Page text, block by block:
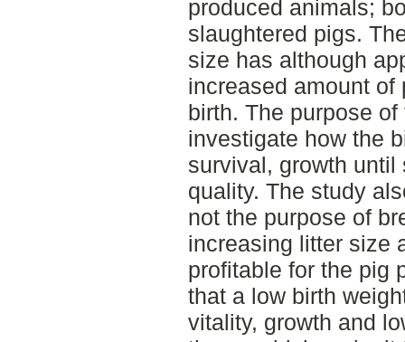
produced animals;
slaughtered pigs.
size has although
increased amount
birth. The purpose
investigate how the
survival, growth
quality. The study
not the purpose of
increasing litter size
profitable for the pig
that a low birth
vitality, growth and